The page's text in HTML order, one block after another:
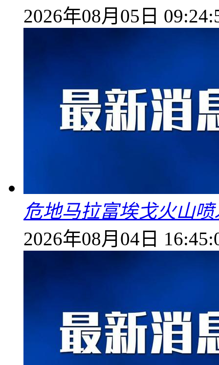
2026年08月05日
危地马拉富埃戈火山
2026年08月04日